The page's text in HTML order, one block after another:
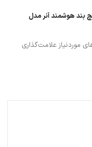
بند هوشمند آنر مدل
موردنیاز علامت‌گذاری